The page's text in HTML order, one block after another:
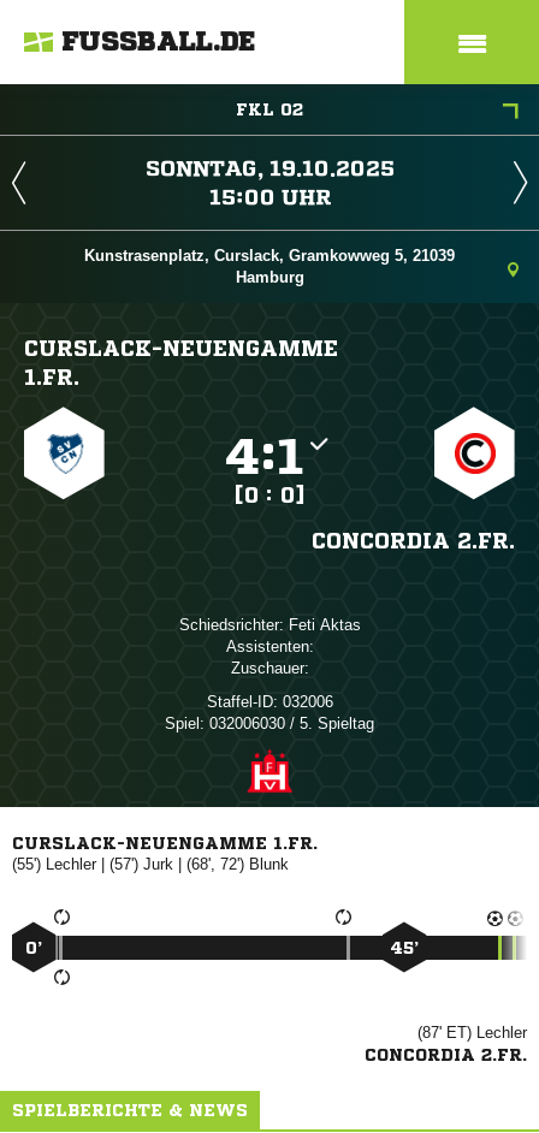
FUSSBALL.DE
FKL 02
 
 
Kunstrasenplatz, Curslack, Gramkowweg 5, 21039
Hamburg
CURSLACK-NEUENGAMME
1.FR.
:
[0 : 0]
CONCORDIA 2.FR.
Schiedsrichter:  
Assistenten:
Zuschauer:
Staffel-ID: 032006
Spiel: 032006030 / 5. Spieltag
CURSLACK-NEUENGAMME 1.FR.
(55') | (57')  | (68', 72') 
0’ 45’
(87' ET) 
CONCORDIA 2.FR.
SPIELBERICHTE & NEWS